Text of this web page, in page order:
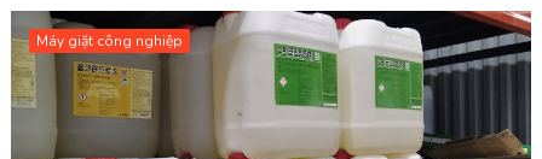
Máy giặt công nghiệp